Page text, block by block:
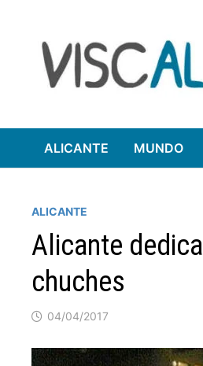
contenido
ALICANTE MUNDO
ALICANTE
Alicante
chuches
04/04/2017